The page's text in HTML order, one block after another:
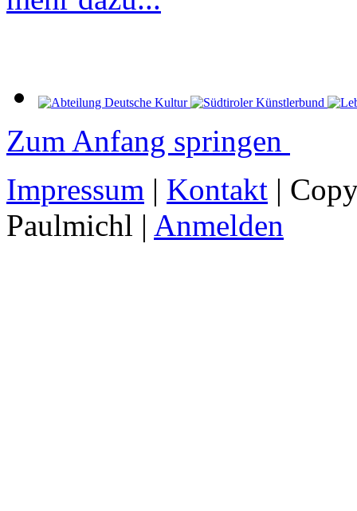
Zum Anfang springen
Impressum | Kontakt |
Paulmichl | Anmelden